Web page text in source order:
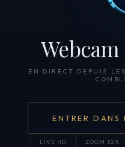
EN DIRECT DEPUIS
ENTRER DANS
LIVE HD ZOOM 32X